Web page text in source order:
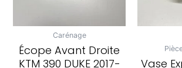
Carénage
Écope Avant Droite
KTM 390 DUKE 2017-
Vase